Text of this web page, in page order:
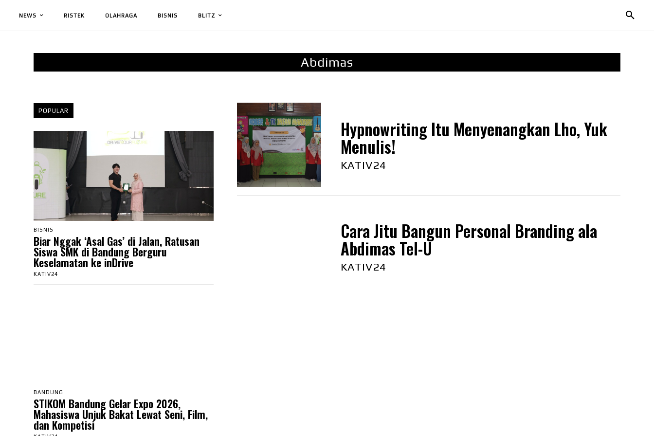
NEWS RISTEK OLAHRAGA BISNIS BLITZ
Abdimas
POPULAR
BISNIS
Biar Nggak ‘Asal Gas’ di Jalan, Ratusan
Siswa SMK di Bandung Berguru
Keselamatan ke inDrive
KATIV24
BANDUNG
STIKOM Bandung Gelar Expo 2026,
Mahasiswa Unjuk Bakat Lewat Seni, Film,
dan Kompetisi
Hypnowriting Itu Menyenangkan Lho, Yuk
Menulis!
KATIV24
Cara Jitu Bangun Personal Branding ala
Abdimas Tel-U
KATIV24